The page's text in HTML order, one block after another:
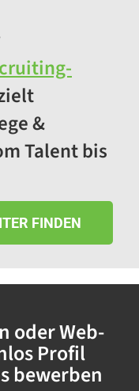
&
Talent bis
FINDEN
oder Web-
Profil
bewerben